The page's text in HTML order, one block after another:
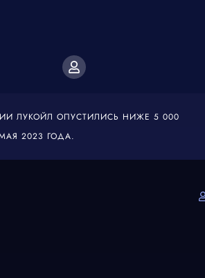
ЛУКОЙЛ ОПУСТИЛИСЬ НИЖЕ 5 000
2023 ГОДА.